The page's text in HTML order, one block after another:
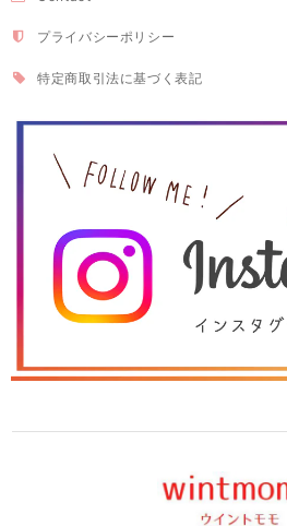
プライバシーポリシー
特定商取引法に基づく表記